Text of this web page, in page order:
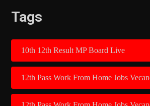
Tags
10th 12th Result MP Board Live
12th Pass Work From Home Jobs